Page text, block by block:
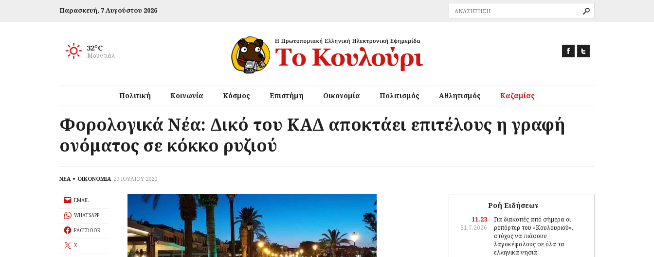
Μουντιάλ
32°C
Παρασκευή, 7 Αυγούστου 2026
Πολιτική Κοινωνία Κόσμος Επιστήμη Οικονομία Πολιτισμός Αθλητισμός Καζαμίας
Φορολογικά Νέα: Δικό του ΚΑΔ αποκτάει επιτέλους η γραφή
ονόματος σε κόκκο ρυζιού
ΝΕΑ ΟΙΚΟΝΟΜΙΑ 29 ΙΟΥΛΙΟΥ 2020
EMAIL
WHATSAPP
FACEBOOK
X
Ροή Ειδήσεων
11.23
31.7.2026
Για διακοπές από σήμερα οι
ρεπόρτερ του «Κουλουριού»,
στόχος να πιάσουν
λαγοκέφαλους σε όλα τα
ελληνικά νησιά